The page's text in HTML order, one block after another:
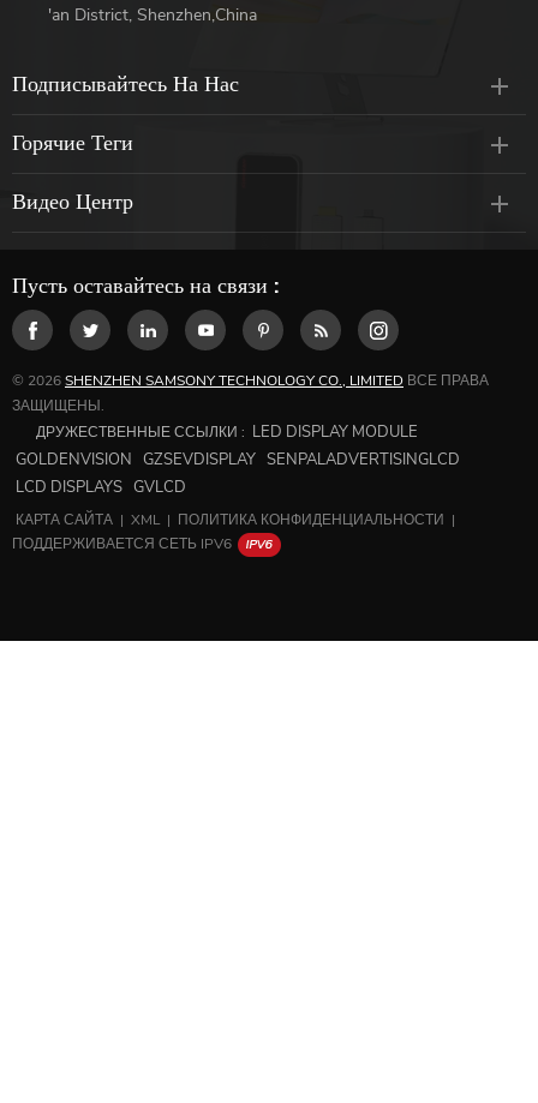
'an District, Shenzhen,China
Подписывайтесь На Нас
Горячие Теги
Видео Центр
Пусть оставайтесь на связи :
© 2026SHENZHEN SAMSONY TECHNOLOGY CO., LIMITED ВСЕ ПРАВА
ЗАЩИЩЕНЫ.
ДРУЖЕСТВЕННЫЕ ССЫЛКИ : LED DISPLAY MODULE
GOLDENVISION GZSEVDISPLAY SENPALADVERTISINGLCD
LCD DISPLAYS GVLCD
КАРТА САЙТА | XML | ПОЛИТИКА КОНФИДЕНЦИАЛЬНОСТИ |
ПОДДЕРЖИВАЕТСЯ СЕТЬ IPV6